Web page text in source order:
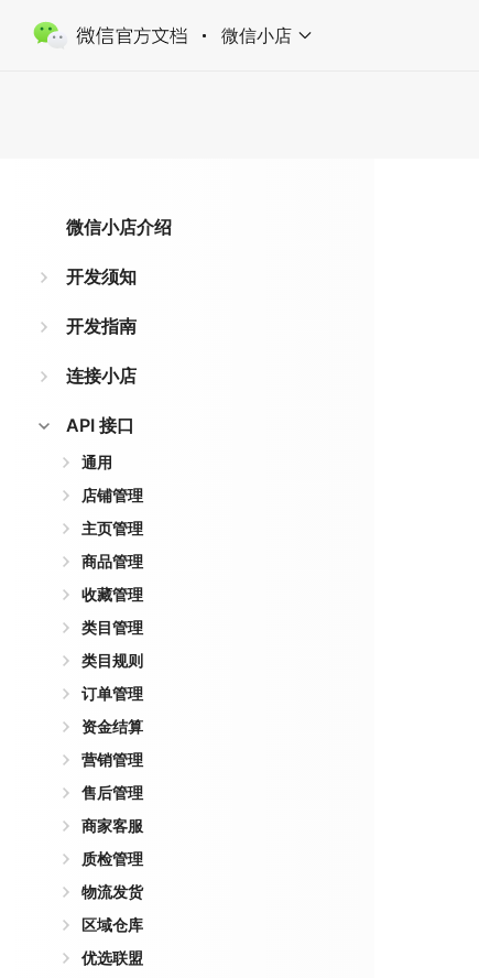
微信小店
微信小店介绍
开发须知
开发指南
连接小店
API 接口
通用
店铺管理
主页管理
商品管理
收藏管理
类目管理
类目规则
订单管理
资金结算
营销管理
售后管理
商家客服
质检管理
物流发货
区域仓库
优选联盟